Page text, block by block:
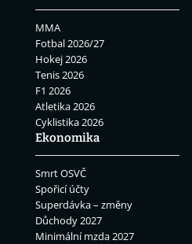
MMA
Fotbal 2026/27
Hokej 2026
Tenis 2026
F1 2026
Atletika 2026
Cyklistika 2026
Ekonomika
Smrt OSVČ
Spořicí účty
Superdávka – změny
Důchody 2027
Minimální mzda 2027